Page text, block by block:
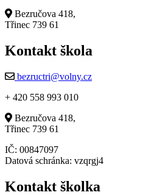
Bezručova 418,
Třinec 739 61
Kontakt škola
bezructri@volny.cz
+ 420 558 993 010
Bezručova 418,
Třinec 739 61
IČ: 00847097
Datová schránka: vzqrgj4
Kontakt školka